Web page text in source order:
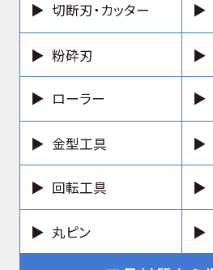
切断刃・カッター
粉砕刃
ローラー
金型工具
回転工具
丸ピン